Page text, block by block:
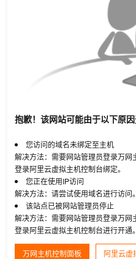
抱歉！该网站可能由于以下原因
您访问的域名未绑定至主机
解决方法：需要网站管理员登录万
登录阿里云虚拟主机控制台绑定。
您正在使用IP访问
解决方法：请尝试使用域名进行访问。
该站点已被网站管理员停止
解决方法：需要网站管理员登录万
登录阿里云虚拟主机控制台进行开通。
万网主机控制面板 阿里云虚